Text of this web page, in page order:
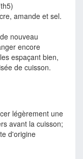
amande et sel.
nouveau
encore
espaçant bien,
de cuisson.
légèrement une
avant la cuisson;
d'origine